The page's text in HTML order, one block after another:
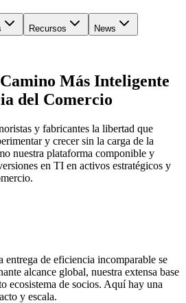
Recursos News
Más Inteligente
del Comercio
y fabricantes la libertad que
y crecer sin la carga de la
nuestra plataforma componible y
en TI en activos estratégicos y
de eficiencia incomparable se
alcance global, nuestra extensa base
ecosistema de socios. Aquí hay una
y escala.